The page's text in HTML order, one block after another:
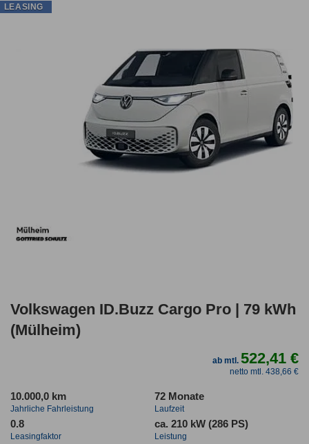
Volkswagen ID.Buzz Cargo Pro | 79 kWh
(Mülheim)
ab mtl.522,41 €
netto mtl. 438,66 €
10.000,0 km
Jahrliche Fahrleistung
72 Monate
Laufzeit
0.8
Leasingfaktor
ca. 210 kW (286 PS)
Leistung
LEASING